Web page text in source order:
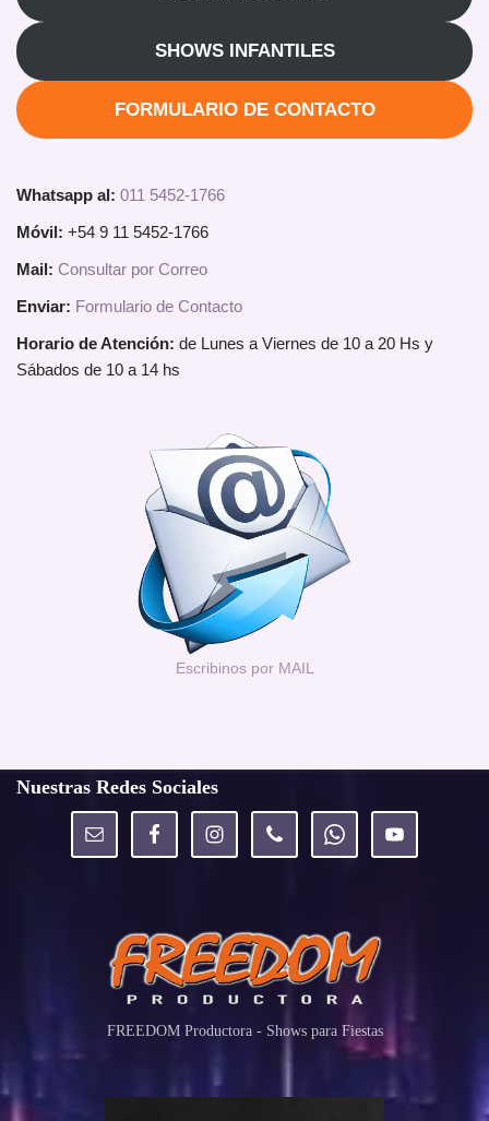
SHOWS INFANTILES
FORMULARIO DE CONTACTO
Whatsapp al: 011 5452-1766
Móvil: +54 9 11 5452-1766
Mail: Consultar por Correo
Enviar: Formulario de Contacto
Horario de Atención: de Lunes a Viernes de 10 a 20 Hs y
Sábados de 10 a 14 hs
Escribinos por MAIL
Nuestras Redes Sociales
FREEDOM Productora - Shows para Fiestas